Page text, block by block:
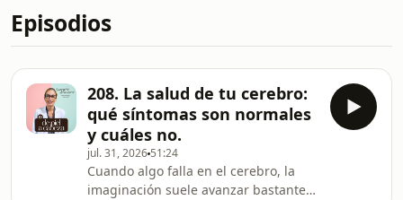
Episodios
208. La salud de tu cerebro:
qué síntomas son normales
y cuáles no.
jul. 31, 2026 51:24
Cuando algo falla en el cerebro, la
imaginación suele avanzar bastante